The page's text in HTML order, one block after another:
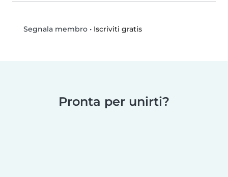
Segnala membro• Iscriviti gratis
Pronta per unirti?